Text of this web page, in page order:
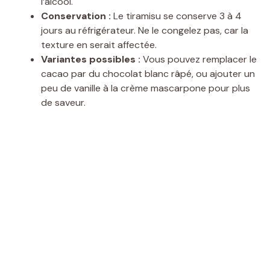
Conservation : Le tiramisu se conserve 3 à 4
jours au réfrigérateur. Ne le congelez pas, car la
texture en serait affectée.
Variantes possibles : Vous pouvez remplacer le
cacao par du chocolat blanc râpé, ou ajouter un
peu de vanille à la crème mascarpone pour plus
de saveur.